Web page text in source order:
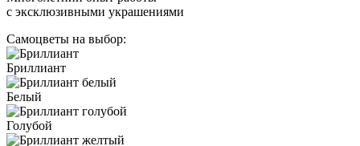
с эксклюзивными украшениями
Самоцветы на выбор:
Бриллиант
Белый
Голубой